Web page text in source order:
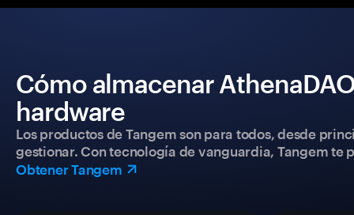
Cómo almacenar
hardware
Los productos de Tangem son para todos, desde
gestionar. Con tecnología de vanguardia, Tangem
Obtener Tangem